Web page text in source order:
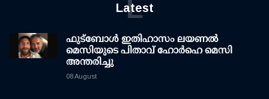
Latest
L
ഫുട്ബോൾ ഇതിഹാസം ലയണൽ
മെസിയുടെ പിതാവ് ഹോർഹെ മെസി
അന്തരിച്ചു
08 August